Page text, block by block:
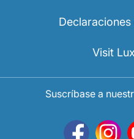
Visit
Suscríbase a